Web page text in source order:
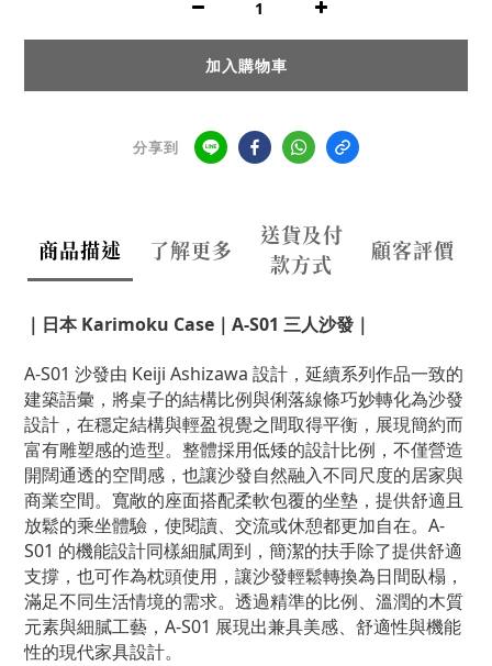
加入購物車
分享到
商品描述 了解更多
送貨及付
款方式
顧客評價
｜日本 Karimoku Case｜ A-S01 三人沙發｜
A-S01 沙發由 Keiji Ashizawa 設計，延續系列作品一致的
建築語彙，將桌子的結構比例與俐落線條巧妙轉化為沙發
設計，在穩定結構與輕盈視覺之間取得平衡，展現簡約而
富有雕塑感的造型。整體採用低矮的設計比例，不僅營造
開闊通透的空間感，也讓沙發自然融入不同尺度的居家與
商業空間。寬敞的座面搭配柔軟包覆的坐墊，提供舒適且
放鬆的乘坐體驗，使閱讀、交流或休憩都更加自在。A-
S01 的機能設計同樣細膩周到，簡潔的扶手除了提供舒適
支撐，也可作為枕頭使用，讓沙發輕鬆轉換為日間臥榻，
滿足不同生活情境的需求。透過精準的比例、溫潤的木質
元素與細膩工藝，A-S01 展現出兼具美感、舒適性與機能
性的現代家具設計。